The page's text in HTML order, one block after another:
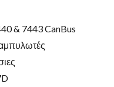
& 7443 CanBus